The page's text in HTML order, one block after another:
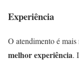
Experiência
O atendimento é
melhor experiência.